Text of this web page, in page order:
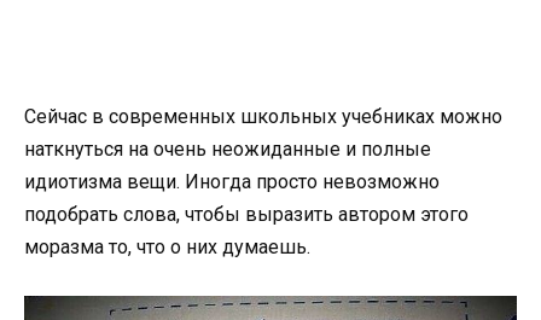
Сейчас в современных школьных учебниках можно
наткнуться на очень неожиданные и полные
идиотизма вещи. Иногда просто невозможно
подобрать слова, чтобы выразить автором этого
моразма то, что о них думаешь.